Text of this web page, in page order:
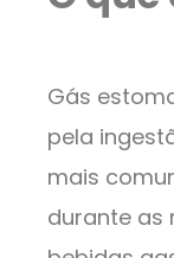
Gás
pela
mais
durante as